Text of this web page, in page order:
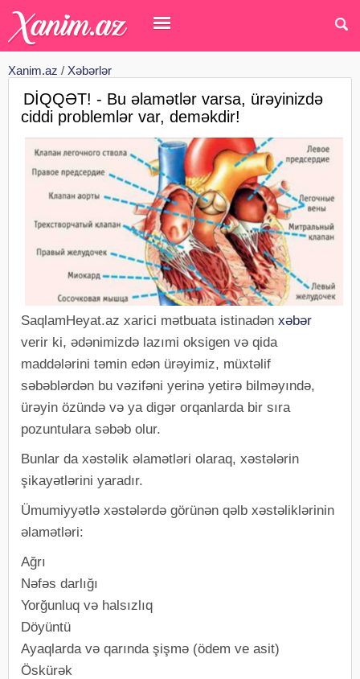
Xanim.az / Xəbərlər
DİQQƏT! - Bu əlamətlər varsa, ürəyinizdə
ciddi problemlər var, deməkdir!
SaqlamHeyat.az xarici mətbuata istinadən xəbər
verir ki, ədənimizdə lazımi oksigen və qida
maddələrini təmin edən ürəyimiz, müxtəlif
səbəblərdən bu vəzifəni yerinə yetirə bilməyındə,
ürəyin özündə və ya digər orqanlarda bir sıra
pozuntulara səbəb olur.
Bunlar da xəstəlik əlamətləri olaraq, xəstələrin
şikayətlərini yaradır.
Ümumiyyətlə xəstələrdə görünən qəlb xəstəliklərinin
əlamətləri:
Ağrı
Nəfəs darlığı
Yorğunluq və halsızlıq
Döyüntü
Ayaqlarda və qarında şişmə (ödem ve asit)
Öskürək